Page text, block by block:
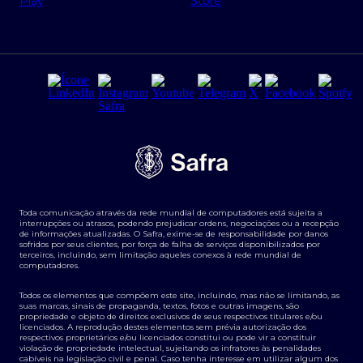
Regras e Parâmetros de Atuação Banco Safra
Segurança da Informação
Tarifas e serviços Pessoa Física
Transparência de remuneração
Termos e Condições para Portabilidade de Investimento
Derivativos
Agronegócios
Toda comunicação através da rede mundial de computadores está sujeita a
interrupções ou atrasos, podendo prejudicar ordens, negociações ou a recepção
de informações atualizadas. O Safra, exime-se de responsabilidade por danos
sofridos por seus clientes, por força de falha de serviços disponibilizados por
terceiros, incluindo, sem limitação aqueles conexos à rede mundial de
computadores.
Todos os elementos que compõem este site, incluindo, mas não se limitando, as
suas marcas, sinais de propaganda, textos, fotos e outras imagens, são
propriedade e objeto de direitos exclusivos de seus respectivos titulares e/ou
licenciados. A reprodução destes elementos sem prévia autorização dos
respectivos proprietários e/ou licenciados constitui ou pode vir a constituir
violação de propriedade intelectual, sujeitando os infratores às penalidades
cabíveis na legislação civil e penal. Caso tenha interesse em utilizar algum dos